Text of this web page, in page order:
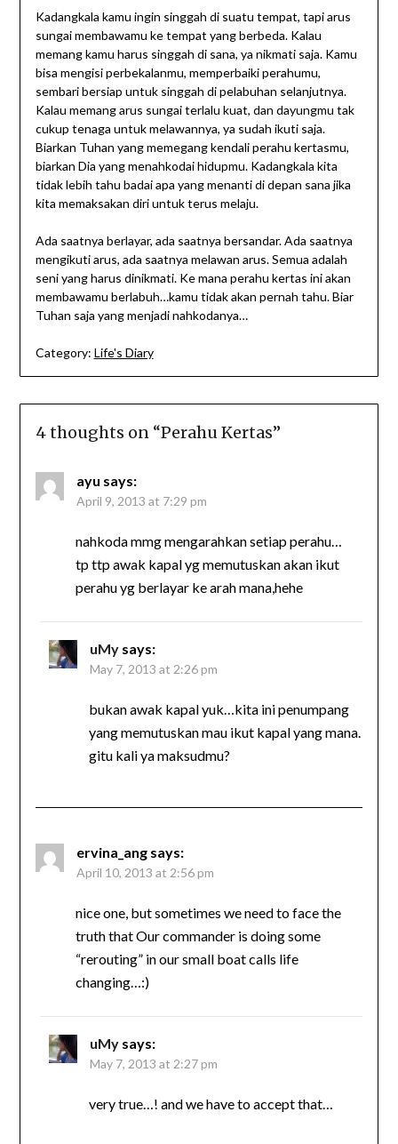
Kadangkala kamu ingin singgah di suatu tempat, tapi arus
sungai membawamu ke tempat yang berbeda. Kalau
memang kamu harus singgah di sana, ya nikmati saja. Kamu
bisa mengisi perbekalanmu, memperbaiki perahumu,
sembari bersiap untuk singgah di pelabuhan selanjutnya.
Kalau memang arus sungai terlalu kuat, dan dayungmu tak
cukup tenaga untuk melawannya, ya sudah ikuti saja.
Biarkan Tuhan yang memegang kendali perahu kertasmu,
biarkan Dia yang menahkodai hidupmu. Kadangkala kita
tidak lebih tahu badai apa yang menanti di depan sana jika
kita memaksakan diri untuk terus melaju.
Ada saatnya berlayar, ada saatnya bersandar. Ada saatnya
mengikuti arus, ada saatnya melawan arus. Semua adalah
seni yang harus dinikmati. Ke mana perahu kertas ini akan
membawamu berlabuh…kamu tidak akan pernah tahu. Biar
Tuhan saja yang menjadi nahkodanya…
Category: Life's Diary
4 thoughts on “Perahu Kertas”
ayu says:
April 9, 2013 at 7:29 pm
nahkoda mmg mengarahkan setiap perahu…
tp ttp awak kapal yg memutuskan akan ikut
perahu yg berlayar ke arah mana,hehe
uMy says:
May 7, 2013 at 2:26 pm
bukan awak kapal yuk…kita ini penumpang
yang memutuskan mau ikut kapal yang mana.
gitu kali ya maksudmu?
ervina_ang says:
April 10, 2013 at 2:56 pm
nice one, but sometimes we need to face the
truth that Our commander is doing some
“rerouting” in our small boat calls life
changing…:)
uMy says:
May 7, 2013 at 2:27 pm
very true…! and we have to accept that…